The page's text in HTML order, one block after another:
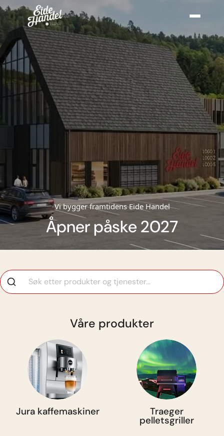
CATERING
Catering fra Eide Handel
Kalde retter
Varme retter
Alle produkter
Jura
Traeger
Gozney
Vi bygger framtidens Eide Handel
Åpner påske 2027
Våre produkter
Jura kaffemaskiner Traeger
pelletsgriller